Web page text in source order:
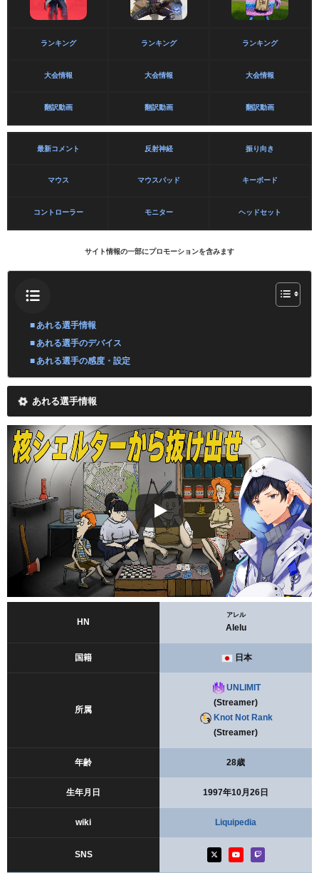
ランキング ランキング ランキング
大会情報 大会情報 大会情報
翻訳動画 翻訳動画 翻訳動画
最新コメント 反射神経 振り向き
マウス マウスパッド キーボード
コントローラー モニター ヘッドセット
サイト情報の一部にプロモーションを含みます
あれる選手情報
あれる選手のデバイス
あれる選手の感度・設定
あれる選手情報
HN
アレル
Alelu
国籍 日本
所属
UNLIMIT
(Streamer)
Knot Not Rank
(Streamer)
年齢 28歳
生年月日 1997年10月26日
wiki Liquipedia
SNS